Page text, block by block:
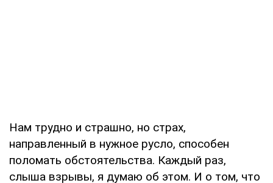
Нам трудно и страшно, но страх,
направленный в нужное русло, способен
поломать обстоятельства. Каждый раз,
слыша взрывы, я думаю об этом. И о том, что